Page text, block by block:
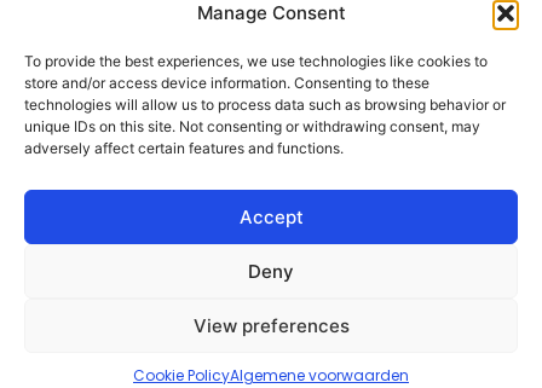
Manage Consent
To provide the best experiences, we use technologies like cookies to
store and/or access device information. Consenting to these
technologies will allow us to process data such as browsing behavior or
unique IDs on this site. Not consenting or withdrawing consent, may
adversely affect certain features and functions.
Accept
Deny
View preferences
Cookie PolicyAlgemene voorwaarden
Over
Algemene voorwaarden
Cookie beleid
Ik wil adverteren
© 2026 Risk & Business
| Design & Development door